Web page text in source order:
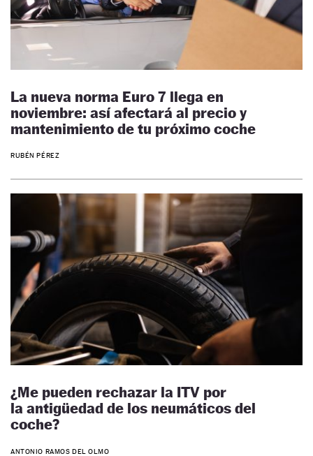
La nueva norma Euro 7 llega en
noviembre: así afectará al precio y
mantenimiento de tu próximo coche
RUBÉN PÉREZ
¿Me pueden rechazar la ITV por
la antigüedad de los neumáticos del
coche?
ANTONIO RAMOS DEL OLMO